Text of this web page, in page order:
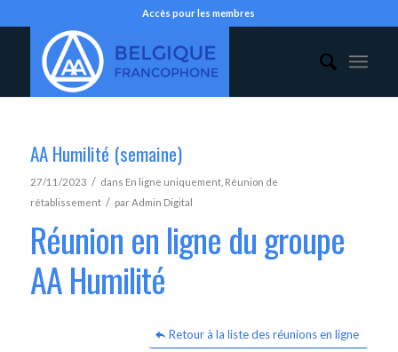
Accès pour les membres
AA Humilité (semaine)
27/11/2023 / dans En ligne uniquement, Réunion de
rétablissement / parAdmin Digital
Réunion en ligne du groupe
AA Humilité
Retour à la liste des réunions en ligne